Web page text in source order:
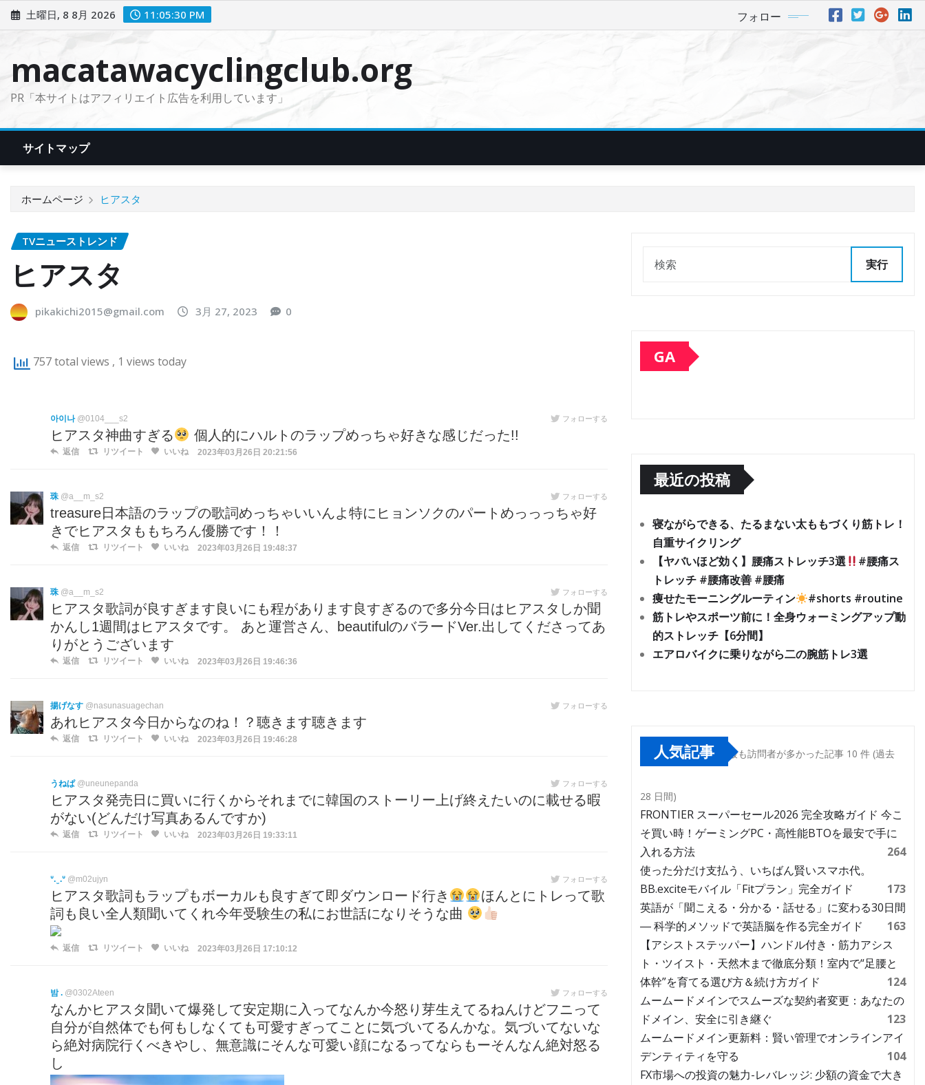
ン
土曜日, 8 8月 2026 11:05:31 PM フォロー
macatawacyclingclub.org
PR「本サイトはアフィリエイト広告を利用しています」
サイトマップ
ホームページ ヒアスタ
TVニューストレンド
ヒアスタ
pikakichi2015@gmail.com 3月 27, 2023 0
757 total views , 1 views today
아이나 @0104___s2 フォローする
ヒアスタ神曲すぎる 個人的にハルトのラップめっちゃ好きな感じだった!!
返信 リツイート いいね 2023年03月26日 20:21:56
珠 @a__m_s2 フォローする
treasure日本語のラップの歌詞めっちゃいいんよ特にヒョンソクのパートめっっっちゃ好
きでヒアスタももちろん優勝です！！
返信 リツイート いいね 2023年03月26日 19:48:37
珠 @a__m_s2 フォローする
ヒアスタ歌詞が良すぎます良いにも程があります良すぎるので多分今日はヒアスタしか聞
かんし1週間はヒアスタです。 あと運営さん、beautifulのバラードVer.出してくださってあ
りがとうございます
返信 リツイート いいね 2023年03月26日 19:46:36
揚げなす @nasunasuagechan フォローする
あれヒアスタ今日からなのね！？聴きます聴きます
返信 リツイート いいね 2023年03月26日 19:46:28
うねぱ @uneunepanda フォローする
ヒアスタ発売日に買いに行くからそれまでに韓国のストーリー上げ終えたいのに載せる暇
がない(どんだけ写真あるんですか)
返信 リツイート いいね 2023年03月26日 19:33:11
ᐡ. ̫ .ᐡ @m02ujyn フォローする
ヒアスタ歌詞もラップもボーカルも良すぎて即ダウンロード行き
ほんとにトレって歌
詞も良い全人類聞いてくれ今年受験生の私にお世話になりそうな曲
返信 リツイート いいね 2023年03月26日 17:10:12
밤 . @0302Ateen フォローする
なんかヒアスタ聞いて爆発して安定期に入ってなんか今怒り芽生えてるねんけどフニって
自分が自然体でも何もしなくても可愛すぎってことに気づいてるんかな。気づいてないな
ら絶対病院行くべきやし、無意識にそんな可愛い顔になるってならもーそんなん絶対怒る
し
実行
GA
最近の投稿
寝ながらできる、たるまない太ももづくり筋トレ！
自重サイクリング
【ヤバいほど効く】腰痛ストレッチ3選
#腰痛ス
トレッチ #腰痛改善 #腰痛
痩せたモーニングルーティン
#shorts #routine
筋トレやスポーツ前に！全身ウォーミングアップ動
的ストレッチ【6分間】
エアロバイクに乗りながら二の腕筋トレ3選
人気記事 最も訪問者が多かった記事 10 件 (過去
28 日間)
FRONTIER スーパーセール2026 完全攻略ガイド 今こ
そ買い時！ゲーミングPC・高性能BTOを最安で手に
入れる方法
264
使った分だけ支払う、いちばん賢いスマホ代。
BB.exciteモバイル「Fitプラン」完全ガイド
173
英語が「聞こえる・分かる・話せる」に変わる30日間
― 科学的メソッドで英語脳を作る完全ガイド
163
【アシストステッパー】ハンドル付き・筋力アシス
ト・ツイスト・天然木まで徹底分類！室内で“足腰と
体幹”を育てる選び方＆続け方ガイド
124
ムームードメインでスムーズな契約者変更：あなたの
ドメイン、安全に引き継ぐ
123
ムームードメイン更新料：賢い管理でオンラインアイ
デンティティを守る
104
FX市場への投資の魅力-レバレッジ: 少額の資金で大き